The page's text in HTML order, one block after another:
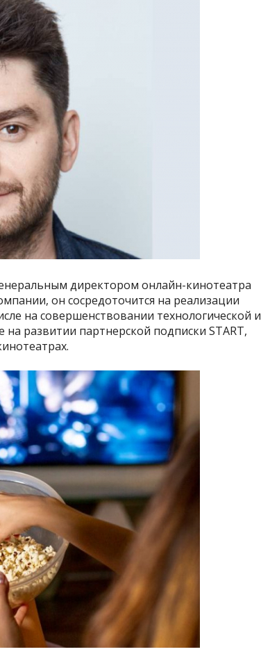
директором онлайн-кинотеатра
он сосредоточится на реализации
на совершенствовании технологической и
развитии партнерской подписки START,